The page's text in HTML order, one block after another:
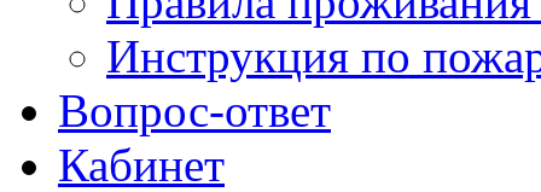
Инструкция по
Вопрос-ответ
Кабинет